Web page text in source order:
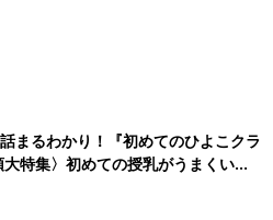
まるわかり！『初めてのひよこクラ
特集〉初めての授乳がうまくい
ルクの基本と夏のトラブル 解決テ